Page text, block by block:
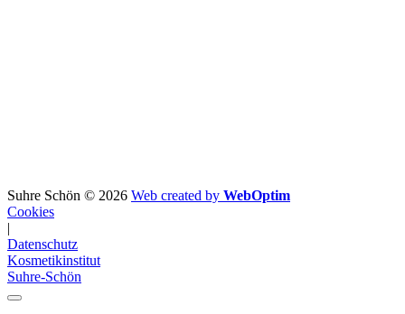
Suhre Schön © 2026 Web created by WebOptim
Cookies
|
Datenschutz
Kosmetikinstitut
Suhre-Schön